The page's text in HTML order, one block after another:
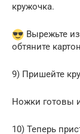
кружочка.
Вырежьте
обтяните
9) Пришейте
Ножки готовы
10) Теперь